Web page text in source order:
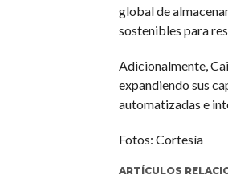
global de
sostenibles para
Adicionalmente,
expandiendo sus
automatizadas e
Fotos: Cortesía
ARTÍCULOS